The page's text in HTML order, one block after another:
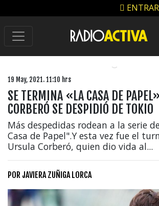
ENTRAR
19 May, 2021. 11:10 hrs
SE TERMINA «LA CASA DE
CORBERÓ SE DESPIDIÓ DE TOKIO
Más despedidas rodean a la serie
Casa de Papel".Y esta vez fue el
Ursula Corberó, quien dio vida al...
POR JAVIERA ZUÑIGA LORCA